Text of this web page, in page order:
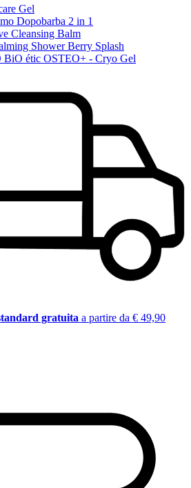
Gel
Dopobarba 2 in 1
Cleansing Balm
Shower Berry Splash
étic OSTEO+ - Cryo Gel
gratuita a partire da € 49,90